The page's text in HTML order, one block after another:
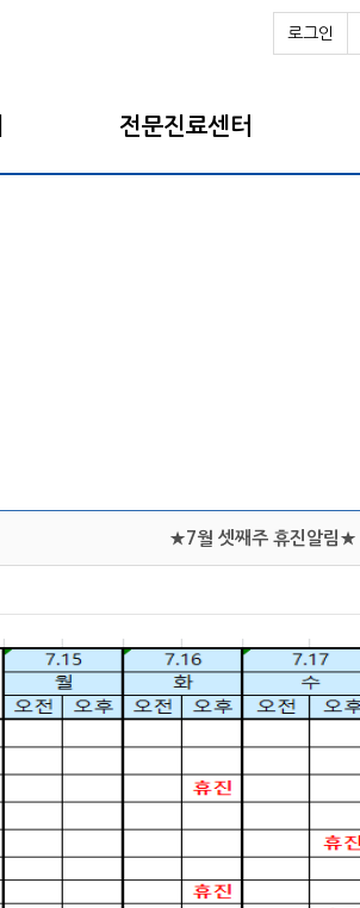
로그인
전문진료센터
★7월 셋째주 휴진알림★